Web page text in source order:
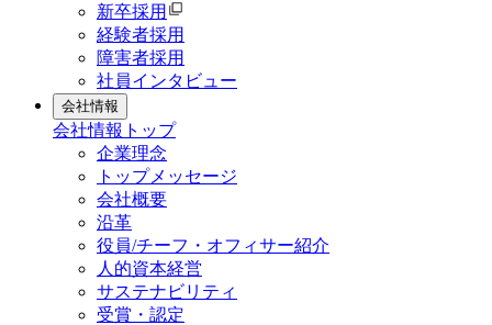
新卒採用
経験者採用
障害者採用
社員インタビュー
会社情報
会社情報 トップ
企業理念
トップメッセージ
会社概要
沿革
役員/チーフ・オフィサー紹介
人的資本経営
サステナビリティ
受賞・認定